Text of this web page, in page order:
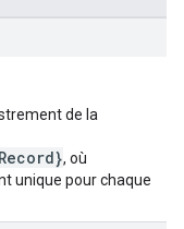
de la
, où
unique pour chaque